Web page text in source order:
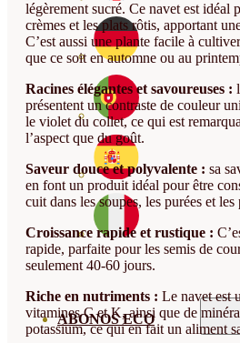
ABONOS ECO
légèrement sucré. Ce navet est idéal
crèmes et les plats rôtis, apportant
C’est aussi une plante facile à
que ce soit en automne ou au
Racines élégantes et savoureuses :
présentent un contraste de couleur
le violet du collet, ce qui est
l’aspect que du goût.
Saveur douce et polyvalente : sa
en font un produit idéal pour être
cuit dans les soupes, les purées et
Croissance rapide et rustique :
rapide, parfaite pour les semis de
seulement 40-60 jours.
Riche en nutriments : Le navet est
vitamines C et K, ainsi que de
potassium, ce qui en fait un aliment